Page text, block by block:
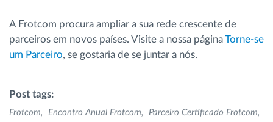
A Frotcom procura ampliar a sua rede crescente de
parceiros em novos países. Visite a nossa páginaTorne-se
um Parceiro, se gostaria de se juntar a nós.
Post tags:
Frotcom Encontro Anual Frotcom
Parceiro Certificado Frotcom